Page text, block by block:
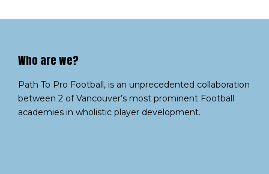
Who are we?​
Path To Pro Football, is an unprecedented collaboration
between 2 of Vancouver’s most prominent Football
academies in wholistic player development.